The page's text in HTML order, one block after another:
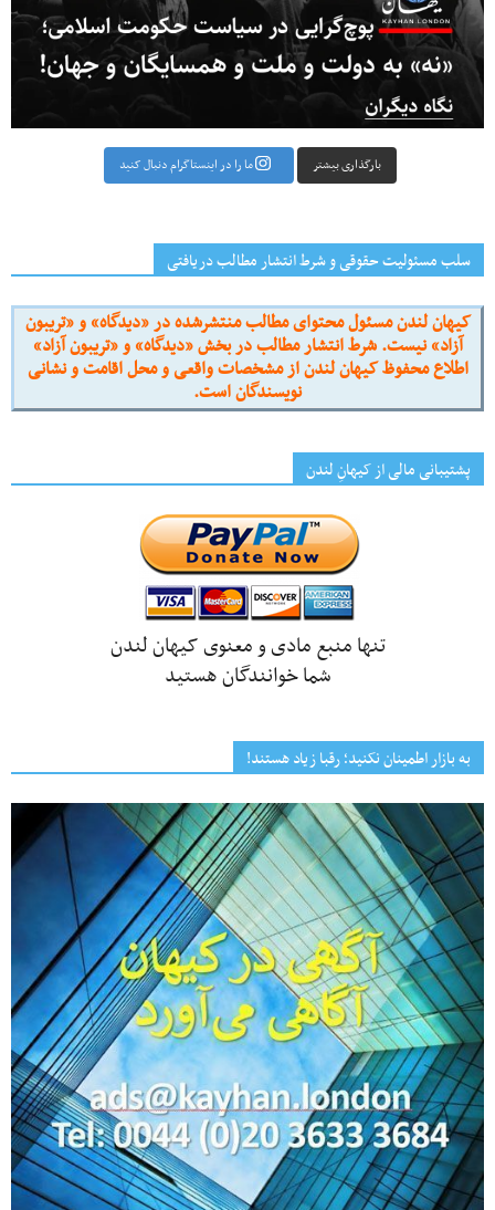
بارگذاری بیشتر ما را در اینستاگرام دنبال کنید
سلب مسئولیت حقوقی و شرط انتشار مطالب دریافتی
کیهان لندن مسئول محتوای مطالب منتشرشده در «دیدگاه» و «تریبون
آزاد» نیست. شرط انتشار مطالب در بخش «دیدگاه» و «تریبون آزاد»
اطلاع محفوظ کیهان لندن از مشخصات واقعی و محل اقامت و نشانی
نویسندگان است.
پشتیبانی مالی از کیهانِ لندن
تنها منبع مادی و معنوی کیهان لندن
شما خوانندگان هستید
به بازار اطمینان نکنید؛ رقبا زیاد هستند!